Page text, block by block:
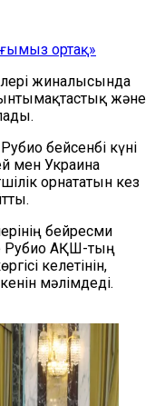
ортақ»
жиналысында
және
бейсенбі күні
мен Украина
орнататын кез
бейресми
Рубио АҚШ-тың
келетінін,
мәлімдеді.